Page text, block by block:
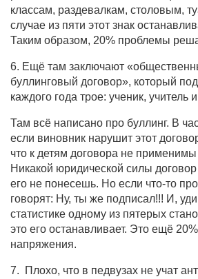
классам, раздевалкам, столовым,
случае из пяти этот знак
Таким образом, 20% проблемы
6. Ещё там заключают
буллинговый договор», который
каждого года трое: ученик, учитель
Там всё написано про буллинг. В
если виновник нарушит этот
что к детям договора не применимы
Никакой юридической силы договор
его не понесешь. Но если что-то
говорят: Ну, ты же подписал!!! И,
статистике одному из пятерых
это его останавливает. Это ещё
напряжения.
7. Плохо, что в педвузах не учат